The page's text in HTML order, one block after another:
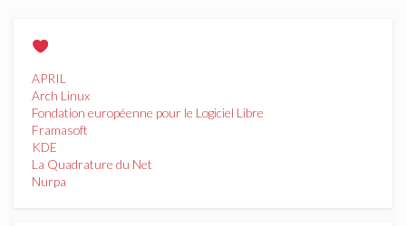
APRIL
Arch Linux
Fondation européenne pour le Logiciel Libre
Framasoft
KDE
La Quadrature du Net
Nurpa